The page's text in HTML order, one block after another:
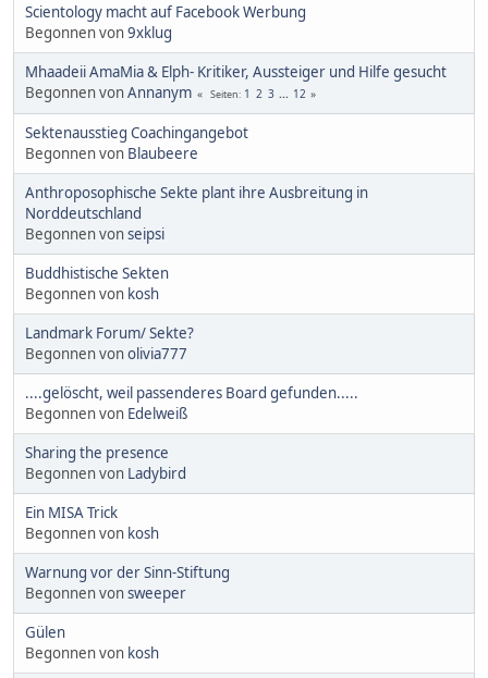
Scientology macht auf Facebook Werbung
Begonnen von9xklug
Mhaadeii AmaMia & Elph- Kritiker, Aussteiger und Hilfe gesucht
Begonnen vonAnnanym Seiten 1 2 3 ... 12
Sektenausstieg Coachingangebot
Begonnen von Blaubeere
Anthroposophische Sekte plant ihre Ausbreitung in
Norddeutschland
Begonnen vonseipsi
Buddhistische Sekten
Begonnen von kosh
Landmark Forum/ Sekte?
Begonnen vonolivia777
....gelöscht, weil passenderes Board gefunden.....
Begonnen von Edelweiß
Sharing the presence
Begonnen von Ladybird
Ein MISA Trick
Begonnen von kosh
Warnung vor der Sinn-Stiftung
Begonnen vonsweeper
Gülen
Begonnen von kosh